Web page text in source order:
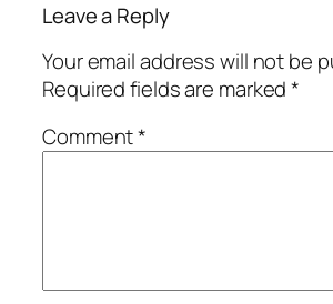
Leave a Reply
Your email address will not be
Required fields are marked*
Comment*